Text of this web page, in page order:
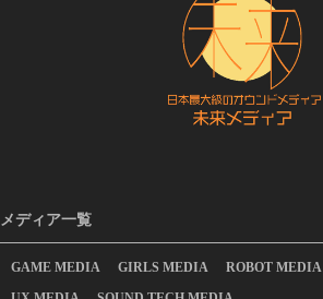
メディア一覧
GAME MEDIA GIRLS MEDIA ROBOT MEDIA